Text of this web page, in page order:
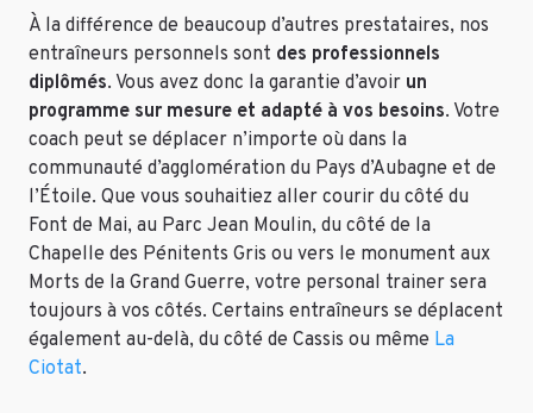
À la différence de beaucoup d’autres prestataires, nos
entraîneurs personnels sont des professionnels
diplômés. Vous avez donc la garantie d’avoir un
programme sur mesure et adapté à vos besoins. Votre
coach peut se déplacer n’importe où dans la
communauté d’agglomération du Pays d’Aubagne et de
l’Étoile. Que vous souhaitiez aller courir du côté du
Font de Mai, au Parc Jean Moulin, du côté de la
Chapelle des Pénitents Gris ou vers le monument aux
Morts de la Grand Guerre, votre personal trainer sera
toujours à vos côtés. Certains entraîneurs se déplacent
également au-delà, du côté de Cassis ou même La
Ciotat.